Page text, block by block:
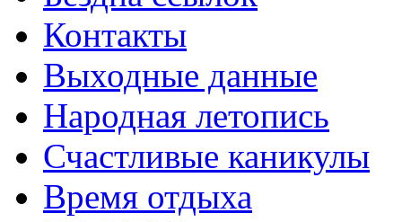
Контакты
Выходные данные
Народная летопись
Счастливые каникулы
Время отдыха